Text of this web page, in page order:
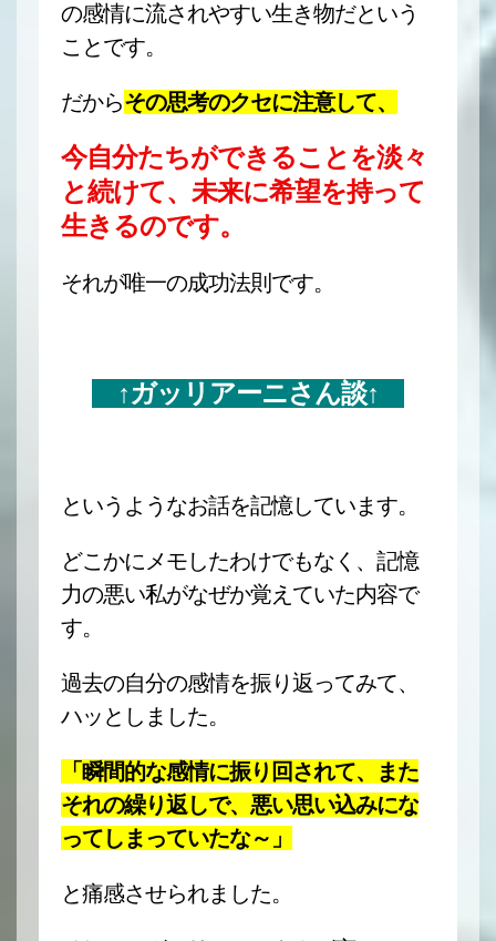
の感情に流されやすい生き物だという
ことです。
だからその思考のクセに注意して、
今自分たちができることを淡々
と続けて、未来に希望を持って
生きるのです。
それが唯一の成功法則です。
↑ガッリアーニさん談↑
というようなお話を記憶しています。
どこかにメモしたわけでもなく、記憶
力の悪い私がなぜか覚えていた内容で
す。
過去の自分の感情を振り返ってみて、
ハッとしました。
「瞬間的な感情に振り回されて、また
それの繰り返しで、悪い思い込みにな
ってしまっていたな～」
と痛感させられました。